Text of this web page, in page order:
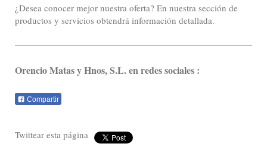
¿Desea conocer mejor nuestra oferta? En nuestra sección de
productos y servicios obtendrá información detallada.
Orencio Matas y Hnos, S.L.en redes sociales :
Compartir
Twittear esta página